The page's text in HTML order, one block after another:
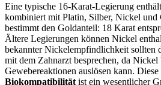
Eine typische 16-Karat-Legierung
kombiniert mit Platin, Silber, Nickel und
bestimmt den Goldanteil: 18 Karat
Ältere Legierungen können Nickel
bekannter Nickelempfindlichkeit sollten
mit dem Zahnarzt besprechen, da Nickel
Gewebereaktionen auslösen kann. Diese
Biokompatibilität ist ein wesentlicher